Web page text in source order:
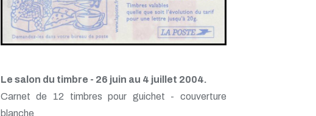
Le salon du timbre - 26 juin au 4 juillet 2004.
Carnet de 12 timbres pour guichet - couverture
blanche